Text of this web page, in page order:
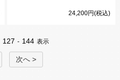
24,200円(税込)
127 - 144 表示
次へ >